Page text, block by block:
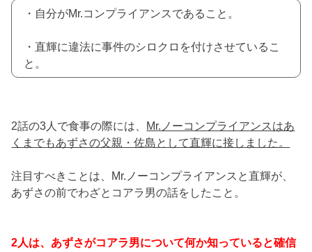
・自分がMr.コンプライアンスであること。
・直輝に違法に事件のシロクロを付けさせているこ
と。
2話の3人で食事の際には、 Mr.ノーコンプライアンスはあ
くまでもあずさの父親・佐島として直輝に接しました。
注目すべきことは、Mr.ノーコンプライアンスと直輝が、
あずさの前でわざとコアラ男の話をしたこと。
2人は、あずさがコアラ男について何か知っていると確信